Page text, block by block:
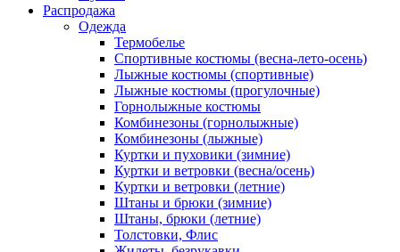
Распродажа
Одежда
Термобелье
Спортивные костюмы (весна-лето-осень)
Лыжные костюмы (спортивные)
Лыжные костюмы (прогулочные)
Горнолыжные костюмы
Комбинезоны (горнолыжные)
Комбинезоны (лыжные)
Куртки и пуховики (зимние)
Куртки и ветровки (весна/осень)
Куртки и ветровки (летние)
Штаны и брюки (зимние)
Штаны, брюки (летние)
Толстовки, Флис